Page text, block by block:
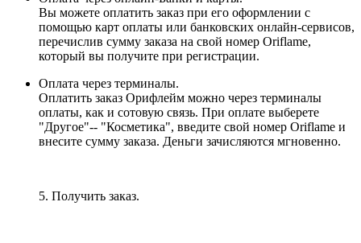
Вы можете оплатить заказ при его оформлении с
помощью карт оплаты или банковских онлайн-сервисов,
перечислив сумму заказа на свой номер Oriflame,
который вы получите при регистрации.
Оплата через терминалы.
Оплатить заказ Орифлейм можно через терминалы
оплаты, как и сотовую связь. При оплате выберете
"Другое"-- "Косметика", введите свой номер Oriflame и
внесите сумму заказа. Деньги зачисляются мгновенно.
5. Получить заказ.